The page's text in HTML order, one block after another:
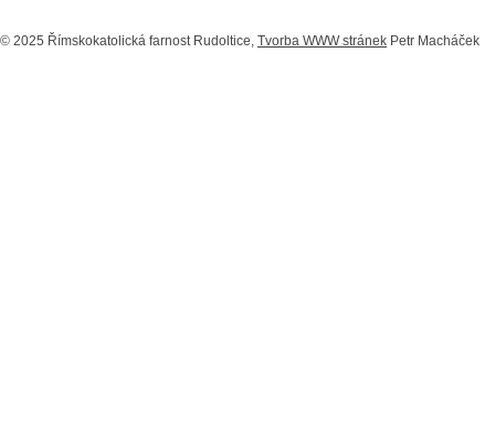
© 2025 Římskokatolická farnost Rudoltice, Tvorba WWW stránek Petr Macháček